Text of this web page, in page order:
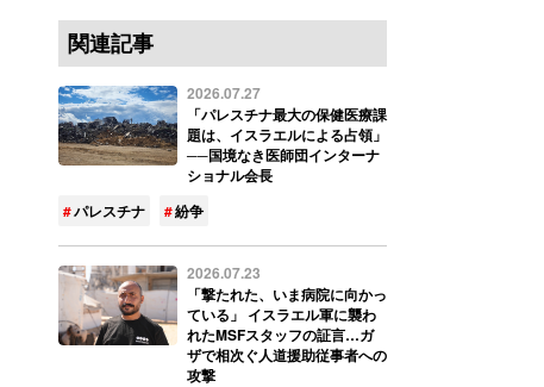
関連記事
2026.07.27
「パレスチナ最大の保健医療課
題は、イスラエルによる占領」
──国境なき医師団インターナ
ショナル会長
パレスチナ
紛争
2026.07.23
「撃たれた、いま病院に向かっ
ている」 イスラエル軍に襲わ
れたMSFスタッフの証言…ガ
ザで相次ぐ人道援助従事者への
攻撃